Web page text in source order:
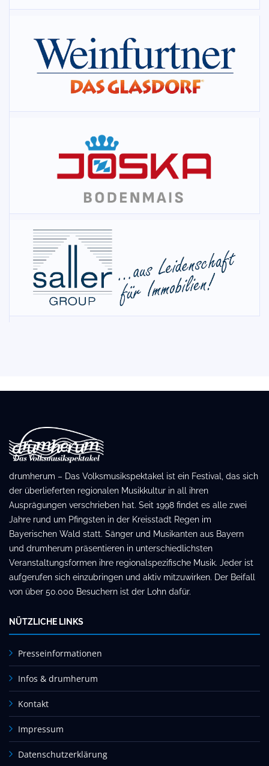
drumherum – Das Volksmusikspektakel ist ein Festival, das sich
der überlieferten regionalen Musikkultur in all ihren
Ausprägungen verschrieben hat. Seit 1998 findet es alle zwei
Jahre rund um Pfingsten in der Kreisstadt Regen im
Bayerischen Wald statt. Sänger und Musikanten aus Bayern
und drumherum präsentieren in unterschiedlichsten
Veranstaltungsformen ihre regionalspezifische Musik. Jeder ist
aufgerufen sich einzubringen und aktiv mitzuwirken. Der Beifall
von über 50.000 Besuchern ist der Lohn dafür.
NÜTZLICHE LINKS
Presseinformationen
Infos & drumherum
Kontakt
Impressum
Datenschutzerklärung